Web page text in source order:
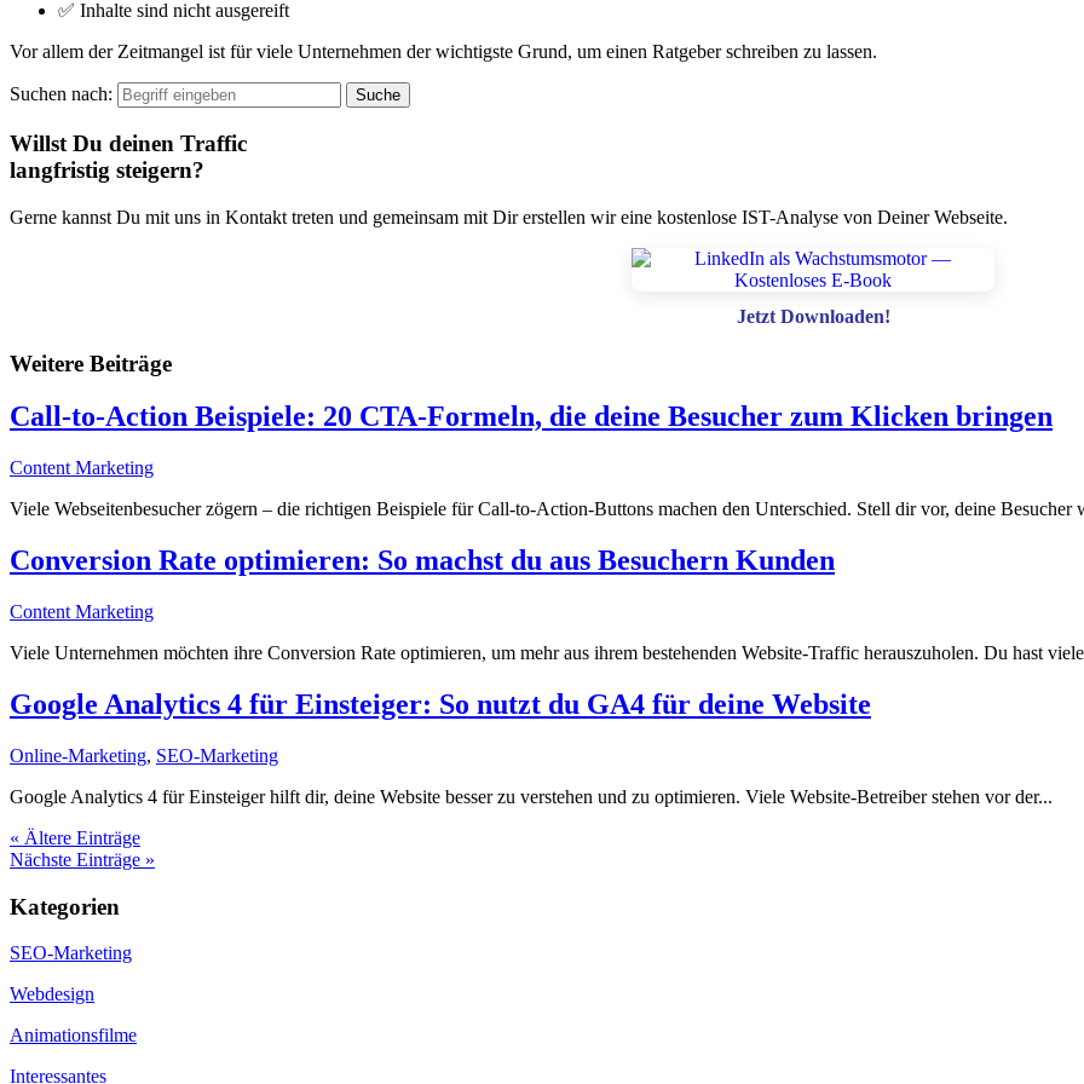
✅ Inhalte sind nicht ausgereift
Vor allem der Zeitmangel ist für viele Unternehmen der wichtigste Grund, um einen Ratgeber schreiben zu lassen.
Suchen nach:
Willst Du deinen Traffic
langfristig steigern?
Gerne kannst Du mit uns in Kontakt treten und gemeinsam mit Dir erstellen wir eine kostenlose IST-Analyse von Deiner Webseite.
Jetzt Downloaden!
Weitere Beiträge
Call-to-Action Beispiele: 20 CTA-Formeln, die deine Besucher zum Klicken bringen
Content Marketing
Viele Webseitenbesucher zögern – die richtigen Beispiele für Call-to-Action-Buttons machen den Unterschied. Stell dir vor, deine Besucher
Conversion Rate optimieren: So machst du aus Besuchern Kunden
Content Marketing
Viele Unternehmen möchten ihre Conversion Rate optimieren, um mehr aus ihrem bestehenden Website-Traffic herauszuholen. Du hast
Google Analytics 4 für Einsteiger: So nutzt du GA4 für deine Website
Online-Marketing, SEO-Marketing
Google Analytics 4 für Einsteiger hilft dir, deine Website besser zu verstehen und zu optimieren. Viele Website-Betreiber stehen vor der...
« Ältere Einträge
Nächste Einträge »
Kategorien
SEO-Marketing
Webdesign
Animationsfilme
Interessantes